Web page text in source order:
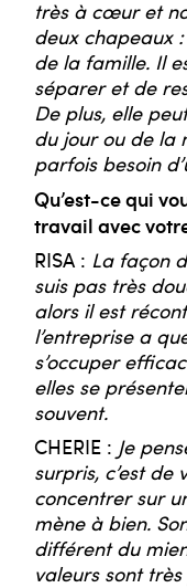
très à cœur et
deux chapeaux
de la famille. Il
séparer et de
De plus, elle
du jour ou de la
parfois besoin
Qu’est-ce qui
travail avec
RISA : La façon
suis pas très
alors il est
l’entreprise a
s’occuper
elles se
souvent.
CHERIE : Je
surpris, c’est
concentrer sur
mène à bien.
différent du
valeurs sont